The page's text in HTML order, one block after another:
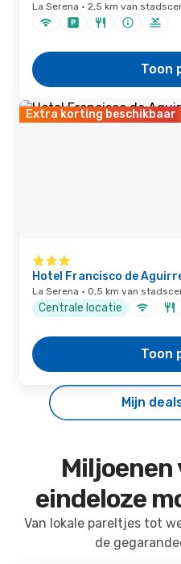
La Serena · 2,5 km van
Toon
Extra korting beschikbaar
Hotel Francisco de
La Serena · 0,5 km van
Centrale locatie
Toon
Mijn
eindeloze
Van lokale pareltjes tot
de